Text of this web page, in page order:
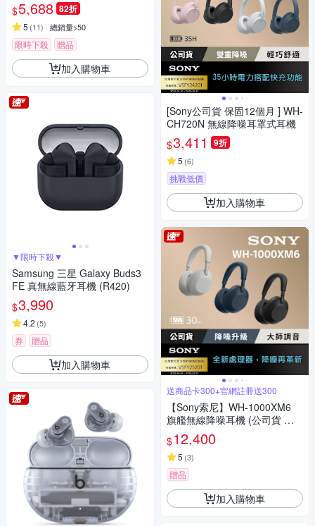
$5,688 82折
5 (11) 總銷量>50
限時下殺 贈品
加入購物車
▼限時下殺▼
Samsung 三星 Galaxy Buds3
FE 真無線藍牙耳機 (R420)
$3,990
4.2 (5)
券 贈品
加入購物車
[Sony公司貨 保固12個月 ] WH-
CH720N 無線降噪耳罩式耳機
$3,411 9折
5 (6)
挑戰低價
加入購物車
送商品卡300+官網註冊送300
【Sony索尼】WH-1000XM6
旗艦無線降噪耳機 (公司貨 保
固12+6個月)
$12,400
5 (3)
贈品
加入購物車